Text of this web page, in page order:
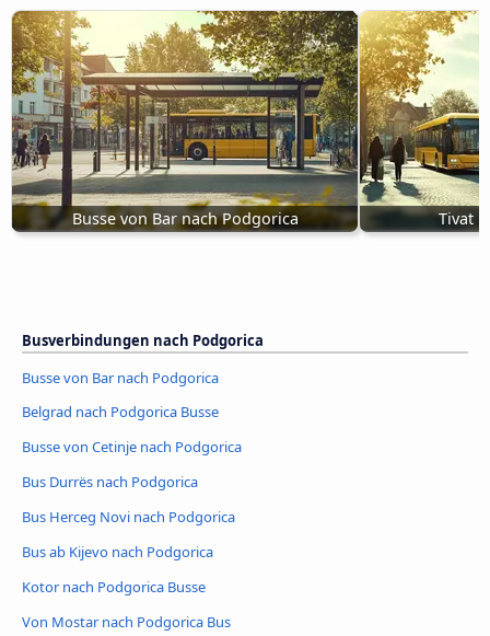
Busse von Bar nach Podgorica Tivat
Busverbindungen nach Podgorica
Busse von Bar nach Podgorica
Belgrad nach Podgorica Busse
Busse von Cetinje nach Podgorica
Bus Durrës nach Podgorica
Bus Herceg Novi nach Podgorica
Bus ab Kijevo nach Podgorica
Kotor nach Podgorica Busse
Von Mostar nach Podgorica Bus